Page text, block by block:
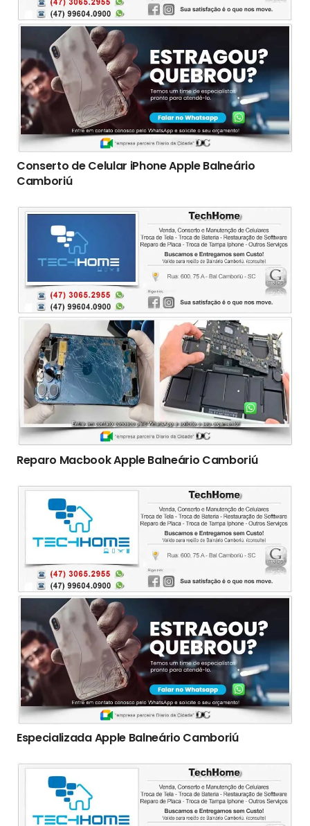
Conserto de Celular iPhone Apple Balneário
Camboriú
Reparo Macbook Apple Balneário Camboriú
Especializada Apple Balneário Camboriú